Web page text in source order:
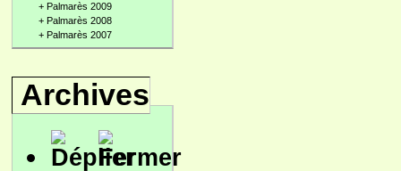
+ Palmarès 2009
+ Palmarès 2008
+ Palmarès 2007
Archives